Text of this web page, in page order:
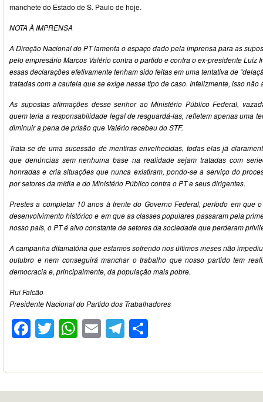
manchete do Estado de S. Paulo de hoje.
NOTA À IMPRENSA
A Direção Nacional do PT lamenta o espaço dado pela imprensa para as
pelo empresário Marcos Valério contra o partido e contra o ex-presidente Luiz
essas declarações efetivamente tenham sido feitas em uma tentativa de
tratadas com a cautela que se exige nesse tipo de caso. Infelizmente, isso não
As supostas afirmações desse senhor ao Ministério Público Federal,
quem teria a responsabilidade legal de resguardá-las, refletem apenas uma
diminuir a pena de prisão que Valério recebeu do STF.
Trata-se de uma sucessão de mentiras envelhecidas, todas elas já
que denúncias sem nenhuma base na realidade sejam tratadas com
honradas e cria situações que nunca existiram, pondo-se a serviço do
por setores da mídia e do Ministério Público contra o PT e seus dirigentes.
Prestes a completar 10 anos à frente do Governo Federal, período em que
desenvolvimento histórico e em que as classes populares passaram pela
nosso país, o PT é alvo constante de setores da sociedade que perderam
A campanha difamatória que estamos sofrendo nos últimos meses não
outubro e nem conseguirá manchar o trabalho que nosso partido tem
democracia e, principalmente, da população mais pobre.
Rui Falcão
Presidente Nacional do Partido dos Trabalhadores
Facebook
Twitter
WhatsApp
EmailTelegram